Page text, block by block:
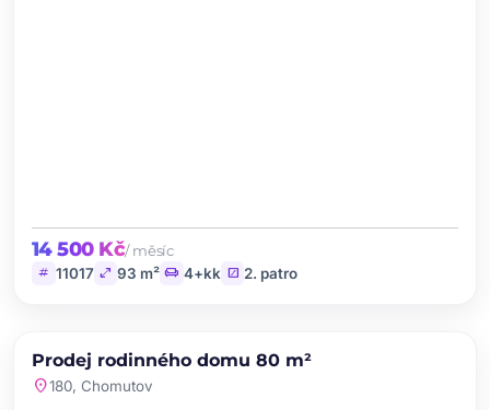
14 500 Kč/ měsíc
tag 11017 open_in_full 93 m² chair 4+kk stairs 2. patro
PRODEJ NOVINKA
Prodej rodinného domu 80 m²
location_on180, Chomutov